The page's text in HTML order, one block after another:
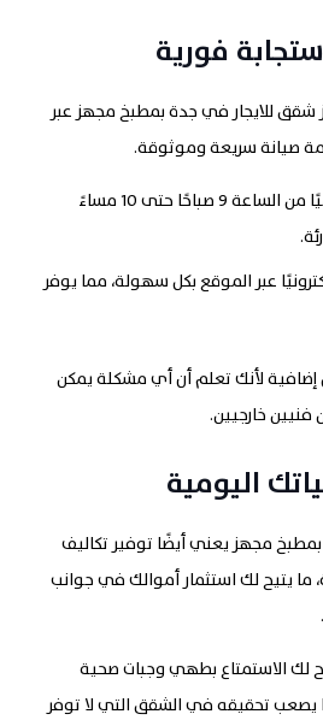
فورية
شقق للايجار في جدة بمطبخ مجهز عبر
صيانة سريعة وموثوقة.
فرق الدعم تعمل يوميًا من الساعة 9 صباحًا حتى 10 مساءً
عبر الموقع بكل سهولة، مما يوفر
إضافية لأنك تعلم أن أي مشكلة يمكن
فنيين خارجيين.
اليومية
مجهز يعني أيضًا توفير تكاليف
ما يتيح لك استثمار أموالك في جوانب
لك الاستمتاع بطهي وجبات صحية
يصعب تحقيقه في الشقق التي لا توفر